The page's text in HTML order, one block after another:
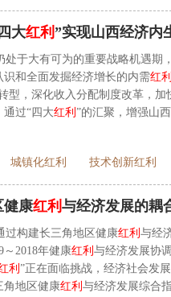
大红利 ”实现山西经济内
处于大有可为的重要战略机遇
识和全面发掘经济增长的内需红利
型，深化收入分配制度改革，加
过“四大红利 ”的汇聚，增强山
城镇化红利 技术创新红利
健康红利 与经济发展的耦
过构建长三角地区健康红利 与经
～2018年健康红利 与经济发展协
利 ”正在面临挑战，经济社会发
角地区健康红利 与经济发展综合